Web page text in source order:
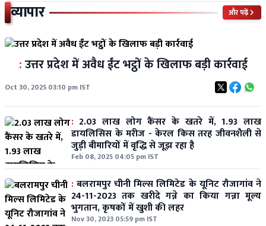
व्यापार और पढ़ें
:उत्तर प्रदेश में अवैध ईंट भट्ठों के खिलाफ बड़ी कार्रवाई
Oct 30, 2025 03:10 pm IST
: 2.03 लाख लोग कैंसर के खतरे में, 1.93 लाख
डायलिसिस के मरीज - केरल किस तरह जीवनशैली से
जुड़ी बीमारियों में वृद्धि से जूझ रहा है
Feb 08, 2025 04:05 pm IST
:बलरामपुर चीनी मिल्स लिमिटेड के यूनिट रौजागांव ने
24-11-2023 तक खरीदे गन्ने का किया गन्ना मूल्य
भुगतान, कृषकों में खुशी की लहर
Nov 30, 2023 05:59 pm IST